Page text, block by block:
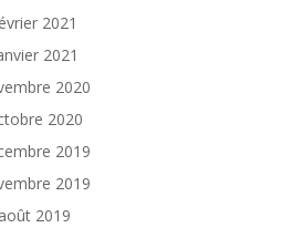
2021
2021
2020
2020
2019
2019
août 2019